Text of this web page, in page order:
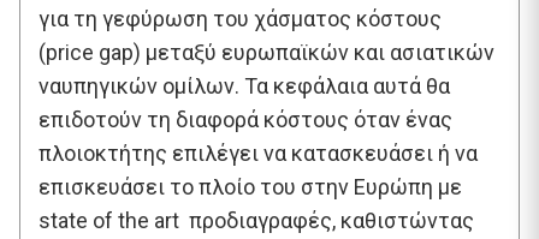
για τη γεφύρωση του χάσματος κόστους
(price gap) μεταξύ ευρωπαϊκών και ασιατικών
ναυπηγικών ομίλων. Τα κεφάλαια αυτά θα
επιδοτούν τη διαφορά κόστους όταν ένας
πλοιοκτήτης επιλέγει να κατασκευάσει ή να
επισκευάσει το πλοίο του στην Ευρώπη με
state of the art προδιαγραφές, καθιστώντας